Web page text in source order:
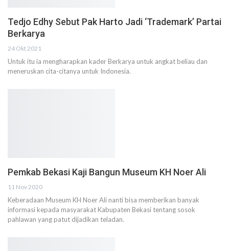
Tedjo Edhy Sebut Pak Harto Jadi ‘Trademark’ Partai
Berkarya
24 Okt 2021
Untuk itu ia mengharapkan kader Berkarya untuk angkat beliau dan
meneruskan cita-citanya untuk Indonesia.
Pemkab Bekasi Kaji Bangun Museum KH Noer Ali
11 Nov 2020
Keberadaan Museum KH Noer Ali nanti bisa memberikan banyak
informasi kepada masyarakat Kabupaten Bekasi tentang sosok
pahlawan yang patut dijadikan teladan.